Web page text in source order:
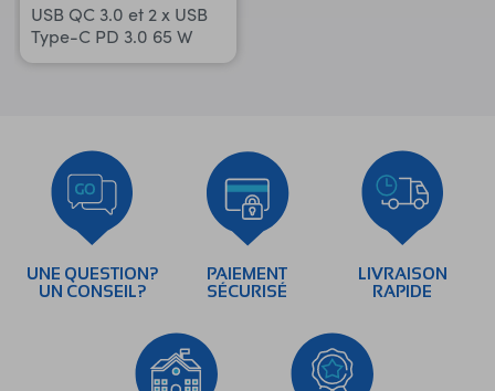
USB QC 3.0 et 2 x USB
Type-C PD 3.0 65 W
UNE QUESTION?
UN CONSEIL?
PAIEMENT
SÉCURISÉ
LIVRAISON
RAPIDE